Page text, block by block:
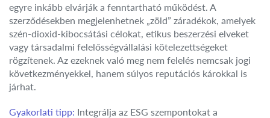
egyre inkább elvárják a fenntartható működést. A
szerződésekben megjelenhetnek „zöld” záradékok, amelyek
szén-dioxid-kibocsátási célokat, etikus beszerzési elveket
vagy társadalmi felelősségvállalási kötelezettségeket
rögzítenek. Az ezeknek való meg nem felelés nemcsak jogi
következményekkel, hanem súlyos reputációs károkkal is
járhat.
Gyakorlati tipp: Integrálja az ESG szempontokat a